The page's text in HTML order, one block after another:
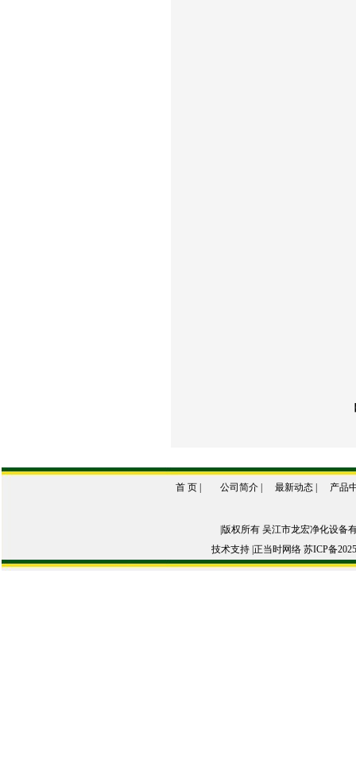
首 页| 公司简介 最新动态 产品
|版权所有 吴江市龙宏净化设备
技术支持 | 正当时网络 苏ICP备